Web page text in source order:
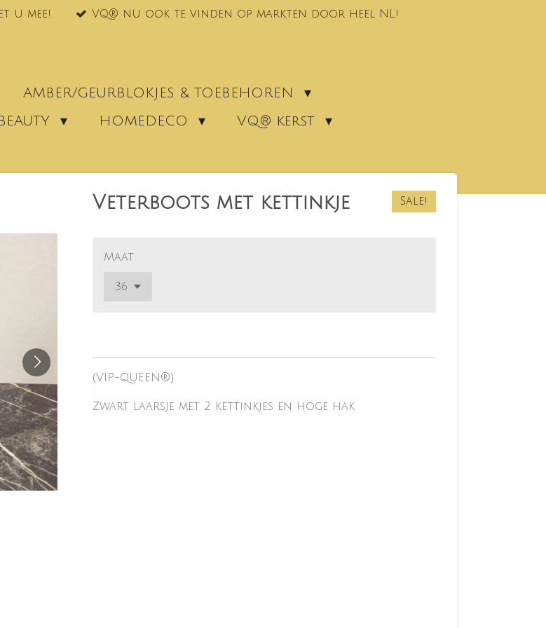
u mee! VQ® nu ook te vinden op markten door heel NL!
AMBER/GEURBLOKJES & TOEBEHOREN
BEAUTY HOMEDECO
VQ® kerst
Veterboots met kettinkje Sale!
Maat
(VIP-QUEEN®)
Zwart laarsje met 2 kettinkjes en hoge hak